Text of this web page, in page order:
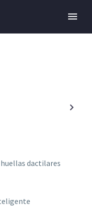
dactilares